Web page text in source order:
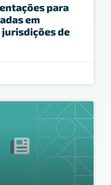
para
em
de